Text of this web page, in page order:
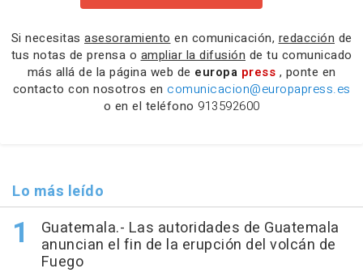
Si necesitas asesoramiento en comunicación, redacción de
tus notas de prensa o ampliar la difusión de tu comunicado
más allá de la página web de europa press , ponte en
contacto con nosotros en comunicacion@europapress.es
o en el teléfono 913592600
Lo más leído
Guatemala.- Las autoridades de Guatemala
anuncian el fin de la erupción del volcán de
Fuego